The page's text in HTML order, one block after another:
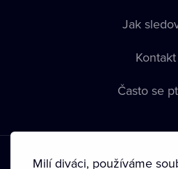
Jak
Kontakt
Často se
Milí diváci, používáme